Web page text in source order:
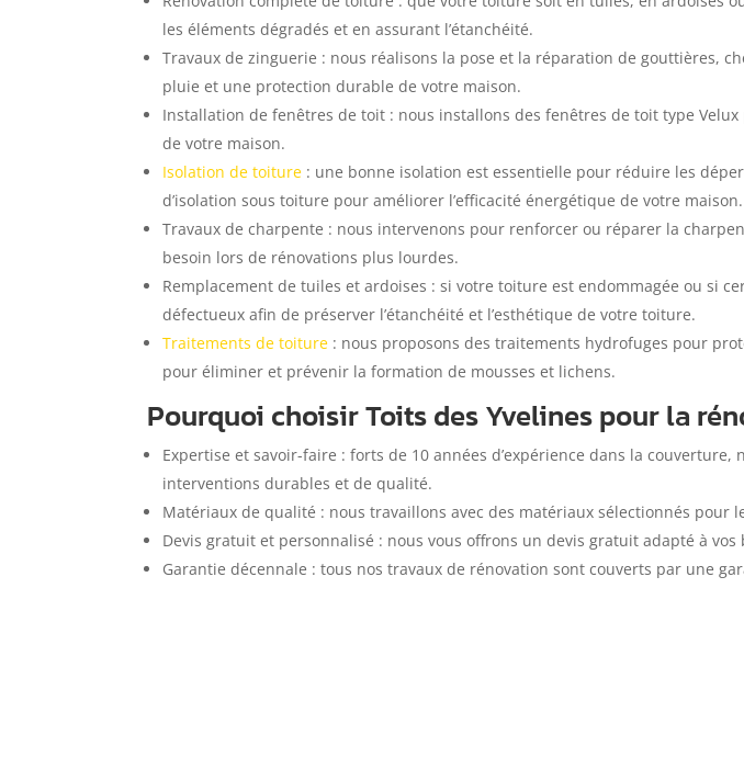
les éléments dégradés et en assurant l’étanchéité.
Travaux de zinguerie : nous réalisons la pose et la réparation de gouttières,
pluie et une protection durable de votre maison.
Installation de fenêtres de toit : nous installons des fenêtres de toit type
de votre maison.
Isolation de toiture : une bonne isolation est essentielle pour réduire les
d’isolation sous toiture pour améliorer l’efficacité énergétique de votre maison.
Travaux de charpente : nous intervenons pour renforcer ou réparer la
besoin lors de rénovations plus lourdes.
Remplacement de tuiles et ardoises : si votre toiture est endommagée ou si
défectueux afin de préserver l’étanchéité et l’esthétique de votre toiture.
Traitements de toiture : nous proposons des traitements hydrofuges pour
pour éliminer et prévenir la formation de mousses et lichens.
Pourquoi choisir Toits des Yvelines pour la
Expertise et savoir-faire : forts de 10 années d’expérience dans la
interventions durables et de qualité.
Matériaux de qualité : nous travaillons avec des matériaux sélectionnés
Devis gratuit et personnalisé : nous vous offrons un devis gratuit adapté à
Garantie décennale : tous nos travaux de rénovation sont couverts par une